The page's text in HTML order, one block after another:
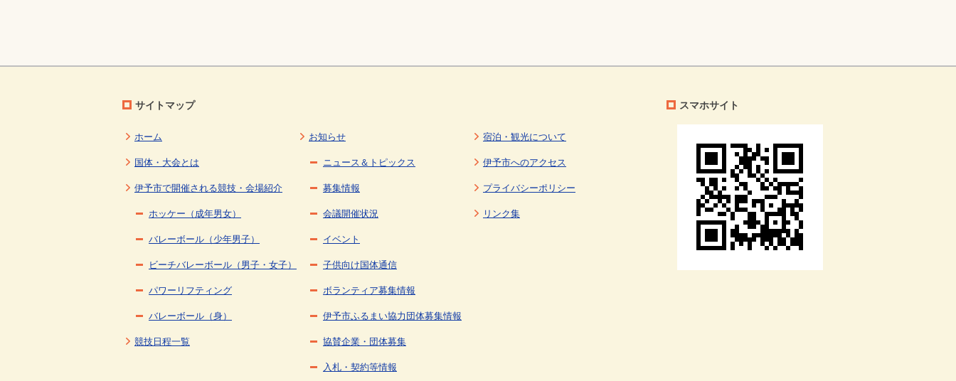
サイトマップ
ホーム
国体・大会とは
伊予市で開催される競技・会場紹介
ホッケー（成年男女）
バレーボール（少年男子）
ビーチバレーボール（男子・女子）
パワーリフティング
バレーボール（身）
競技日程一覧
お知らせ
ニュース＆トピックス
募集情報
会議開催状況
イベント
子供向け国体通信
ボランティア募集情報
伊予市ふるまい協力団体募集情報
協賛企業・団体募集
入札・契約等情報
宿泊・観光について
伊予市へのアクセス
プライバシーポリシー
リンク集
スマホサイト